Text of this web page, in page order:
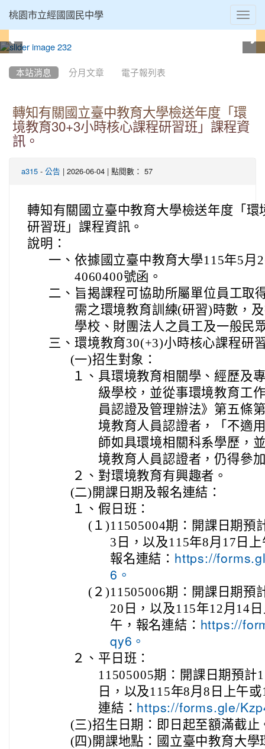
桃園市立經國國民中學
本站消息 分月文章 電子報列表
轉知有關國立臺中教育大學檢送年度「環
境教育30+3小時核心課程研習班」課程資
訊。
a315 - 公告 | 2026-06-04 | 點閱數： 57
轉知有關國立臺中教育大學檢送年度「環
研習班」課程資訊。
說明：
一、 依據國立臺中教育大學115年5月
4060400號函。
二、 旨揭課程可協助所屬單位員工取
需之環境教育訓練(研習)時數，
學校、財團法人之員工及一般民
三、 環境教育30(+3)小時核心課程研
(一)招生對象：
１、 具環境教育相關學、經歷及
級學校，並從事環境教育工
員認證及管理辦法》第五條
境教育人員認證者，「不適
師如具環境相關科系學歷，
境教育人員認證者，仍得參
２、 對環境教育有興趣者。
(二) 開課日期及報名連結：
１、 假日班：
(１)11505004期：開課日期預
3日，以及115年8月17日
報名連結： https://
6。
(２)11505006期：開課日期預
20日，以及115年12月14
午，報名連結： https://
qy6。
２、 平日班：
11505005期：開課日期預計
日，以及115年8月8日上午
連結： https://forms.gle/
(三)招生日期：即日起至額滿截止
(四) 開課地點：國立臺中教育大學